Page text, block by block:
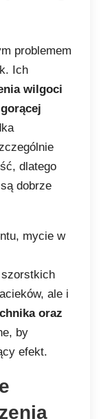
problemem
Ich
wilgoci
dlatego
dobrze
mycie w
szorstkich
ale i
oraz
by
efekt.